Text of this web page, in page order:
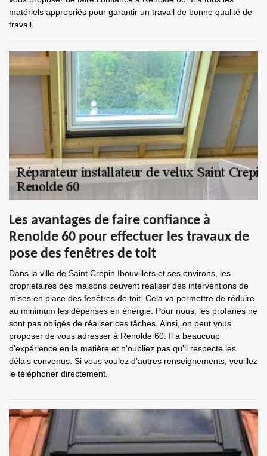
matériels appropriés pour garantir un travail de bonne qualité de
travail.
Les avantages de faire confiance à
Renolde 60 pour effectuer les travaux de
pose des fenêtres de toit
Dans la ville de Saint Crepin Ibouvillers et ses environs, les
propriétaires des maisons peuvent réaliser des interventions de
mises en place des fenêtres de toit. Cela va permettre de réduire
au minimum les dépenses en énergie. Pour nous, les profanes ne
sont pas obligés de réaliser ces tâches. Ainsi, on peut vous
proposer de vous adresser à Renolde 60. Il a beaucoup
d'expérience en la matière et n'oubliez pas qu'il respecte les
délais convenus. Si vous voulez d'autres renseignements, veuillez
le téléphoner directement.